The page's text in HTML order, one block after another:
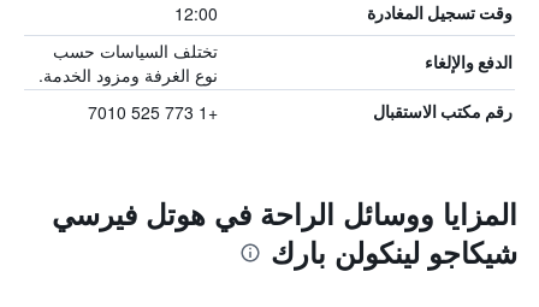
وقت تسجيل المغادرة 12:00
الدفع والإلغاء
تختلف السياسات حسب
نوع الغرفة ومزود الخدمة.
رقم مكتب الاستقبال +1 773 525 7010
المزايا ووسائل الراحة في هوتل فيرسي
شيكاجو لينكولن بارك